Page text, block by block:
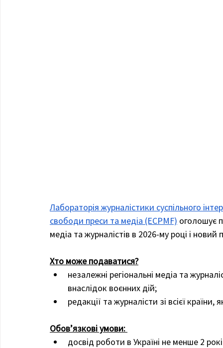
Лабораторія журналістики суспільного
свободи преси та медіа (ECPMF) оголошує
медіа та журналістів в 2026-му році і
Хто може подаватися?
незалежні регіональні медіа та
внаслідок воєнних дій;
редакції та журналісти зі всієї країни,
Обовʼязкові умови:
досвід роботи в Україні не менше 2